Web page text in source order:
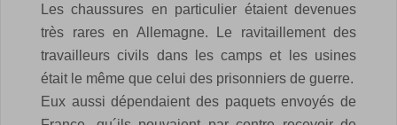
Les chaussures en particulier étaient devenues
très rares en Allemagne.
Le ravitaillement des
travailleurs civils dans les camps et les usines
était le même que celui des prisonniers de guerre.
Eux aussi dépendaient des paquets envoyés de